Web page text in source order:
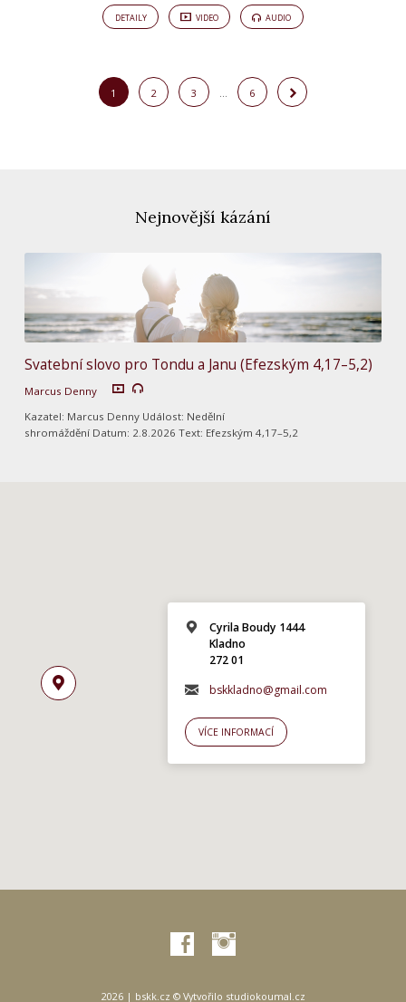
DETAILY VIDEO AUDIO
1 2 3 … 6
Nejnovější kázání
Svatební slovo pro Tondu a Janu (Efezským 4,17–5,2)
Marcus Denny
Kazatel: Marcus Denny Událost: Nedělní
shromáždění Datum: 2.8.2026 Text: Efezským 4,17–5,2
Cyrila Boudy 1444
Kladno
272 01
bskkladno@gmail.com
VÍCE INFORMACÍ
2026 | bskk.cz © Vytvořilo studiokoumal.cz